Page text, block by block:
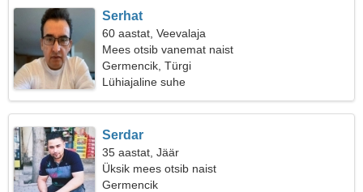
Serhat
60 aastat, Veevalaja
Mees otsib vanemat naist
Germencik, Türgi
Lühiajaline suhe
Serdar
35 aastat, Jäär
Üksik mees otsib naist
Germencik